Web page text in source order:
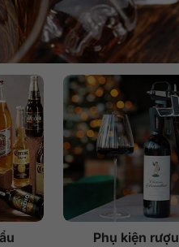
Phụ kiện rượu